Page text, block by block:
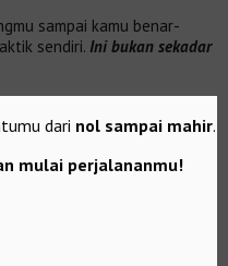
sampai kamu benar-
sendiri. Ini bukan sekadar
dari nol sampai mahir.
mulai perjalananmu!